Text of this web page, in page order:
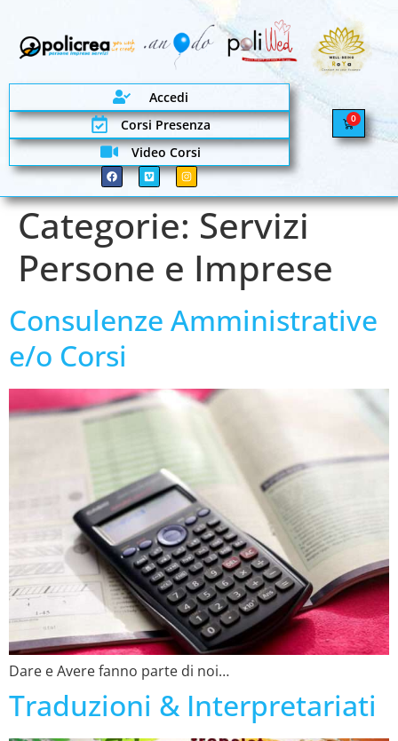
0
Accedi
Corsi Presenza
Video Corsi
Categorie: Servizi
Persone e Imprese
Consulenze Amministrative
e/o Corsi
Dare e Avere fanno parte di noi…
Traduzioni & Interpretariati